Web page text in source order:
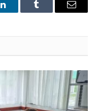
LinkedInTumblr
E-